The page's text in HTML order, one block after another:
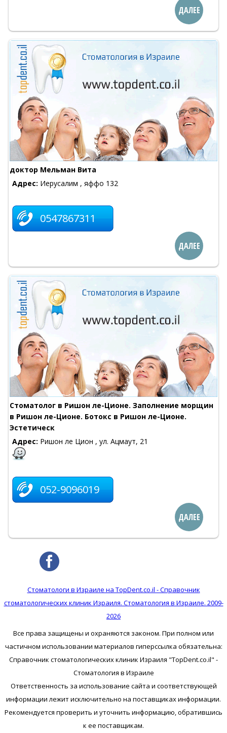
ДАЛЕЕ
доктор Мельман Вита
Адрес: Иерусалим , яффо 132
0547867311
ДАЛЕЕ
Стоматолог в Ришон ле-Ционе. Заполнение морщин
в Ришон ле-Ционе. Ботокс в Ришон ле-Ционе.
Эстетическ
Адрес: Ришон ле Цион , ул. Ацмаут, 21
052-9096019
ДАЛЕЕ
Стоматологи в Израиле на TopDent.co.il - Справочник
стоматологических клиник Израиля. Стоматология в Израиле. 2009-
2026
Все права защищены и охраняются законом. При полном или
частичном использовании материалов гиперссылка обязательна:
Справочник стоматологических клиник Израиля "TopDent.co.il" -
Стоматология в Израиле
Ответственность за использование сайта и соответствующей
информации лежит исключительно на поставщиках информации.
Рекомендуется проверить и уточнить информацию, обратившись
к ее поставщикам.